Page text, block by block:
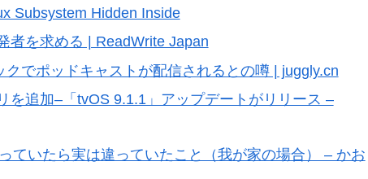
Subsystem Hidden Inside
者を求める | ReadWrite Japan
でポッドキャストが配信されるとの噂 | juggly.cn
を追加–「tvOS 9.1.1」アップデートがリリース –
ていたら実は違っていたこと（我が家の場合） – かお